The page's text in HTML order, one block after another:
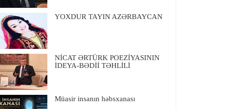
YOXDUR TAYIN AZƏRBAYCAN
NİCAT ƏRTÜRK POEZİYASININ
İDEYA-BƏDİİ TƏHLİLİ
Müasir insanın həbsxanası